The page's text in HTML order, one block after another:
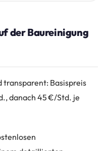
der Baureinigung
transparent: Basispreis
danach 45 €/Std. je